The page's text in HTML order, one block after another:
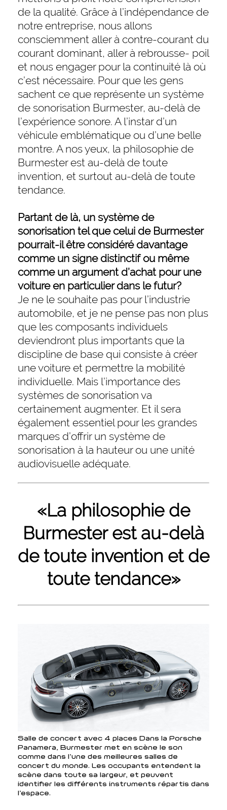
de la qualité. Grâce à l’indépendance de
notre entreprise, nous allons
consciemment aller à contre-courant du
courant dominant, aller à rebrousse- poil
et nous engager pour la continuité là où
c’est nécessaire. Pour que les gens
sachent ce que représente un système
de sonorisation Burmester, au-delà de
l’expérience sonore. A l’instar d’un
véhicule emblématique ou d’une belle
montre. A nos yeux, la philosophie de
Burmester est au-delà de toute
invention, et surtout au-delà de toute
tendance.
Partant de là, un système de
sonorisation tel que celui de Burmester
pourrait-il être considéré davantage
comme un signe distinctif ou même
comme un argument d’achat pour une
voiture en particulier dans le futur?
Je ne le souhaite pas pour l’industrie
automobile, et je ne pense pas non plus
que les composants individuels
deviendront plus importants que la
discipline de base qui consiste à créer
une voiture et permettre la mobilité
individuelle. Mais l’importance des
systèmes de sonorisation va
certainement augmenter. Et il sera
également essentiel pour les grandes
marques d’offrir un système de
sonorisation à la hauteur ou une unité
audiovisuelle adéquate.
«La philosophie de
Burmester est au-delà
de toute invention et de
toute tendance»
Salle de concert avec 4 places Dans la Porsche
Panamera, Burmester met en scène le son
comme dans l’une des meilleures salles de
concert du monde. Les occupants entendent la
scène dans toute sa largeur, et peuvent
identifier les différents instruments répartis dans
l’espace.